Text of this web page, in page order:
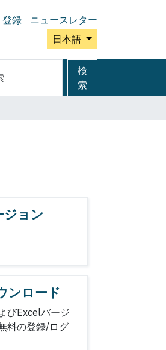
登録
ニュースレター
日本語
検
索
ジョン
ンロード
びExcelバージ
料の登録/ログ